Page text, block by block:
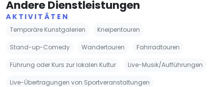
Andere Dienstleistungen
AKTIVITÄTEN
Temporäre Kunstgalerien Kneipentouren
Stand-up-Comedy Wandertouren Fahrradtouren
Führung oder Kurs zur lokalen Kultur Live-Musik/Aufführungen
Live-Übertragungen von Sportveranstaltungen